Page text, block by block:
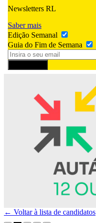
Newsletters RL
Saber mais
Edição Semanal
Guia do Fim de Semana
← Voltar à lista de candidatos